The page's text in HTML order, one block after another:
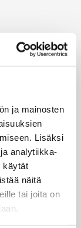
ja mainosten
Lisäksi
analytiikka-
käytät
näitä
tai joita on